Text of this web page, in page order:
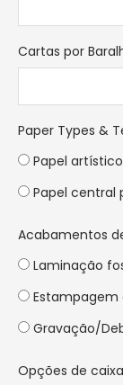
Cartas por
Paper Types &
Papel
Papel central
Acabamentos
Laminação
Estampagem
Gravação/
Opções de